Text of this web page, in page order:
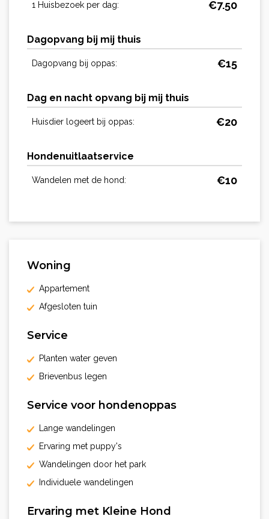
1 Huisbezoek per dag: €7.50
Dagopvang bij mij thuis
Dagopvang bij oppas: €15
Dag en nacht opvang bij mij thuis
Huisdier logeert bij oppas: €20
Hondenuitlaatservice
Wandelen met de hond: €10
Woning
Appartement
Afgesloten tuin
Service
Planten water geven
Brievenbus legen
Service voor hondenoppas
Lange wandelingen
Ervaring met puppy's
Wandelingen door het park
Individuele wandelingen
Ervaring met Kleine Hond